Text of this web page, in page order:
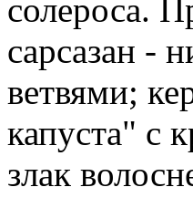
солероса.
сарсазан -
ветвями;
капуста" с
злак